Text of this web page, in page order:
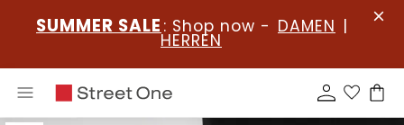
SUMMER SALE : Shop now - DAMEN |
HERREN